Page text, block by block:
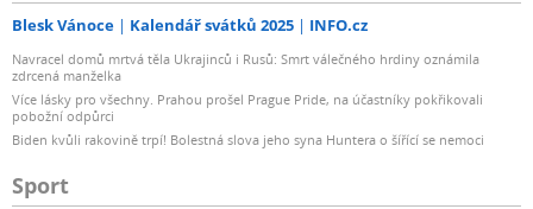
Blesk Vánoce Kalendář svátků 2025 INFO.cz
Navracel domů mrtvá těla Ukrajinců i Rusů: Smrt válečného hrdiny oznámila
zdrcená manželka
Více lásky pro všechny. Prahou prošel Prague Pride, na účastníky pokřikovali
pobožní odpůrci
Biden kvůli rakovině trpí! Bolestná slova jeho syna Huntera o šířící se nemoci
Sport